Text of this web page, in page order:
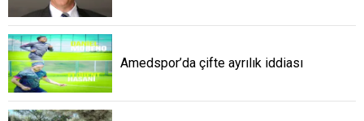
Amedspor’da çifte ayrılık iddiası